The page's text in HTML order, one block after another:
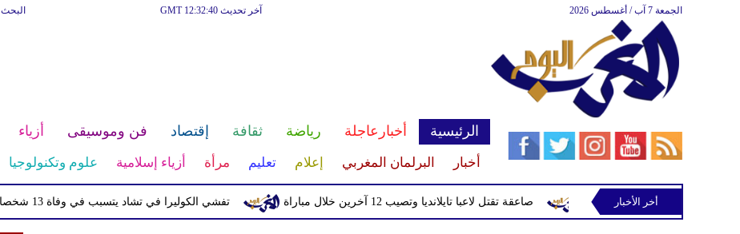
البحث آخر تحديث GMT 12:32:40 الجمعة 7 آب / أغسطس 2026
الرئيسية أخبارعاجلة رياضة ثقافة إقتصاد فن وموسيقى أزياء
أخبار البرلمان المغربي إعلام تعليم مرأة أزياء إسلامية علوم وتكنولوجيا
تفشي الكوليرا في تشاد يتسبب في وفاة 13 شخصا صاعقة تقتل لاعبا تايلانديا وتصيب 12 آخرين خلال مباراة أخر الأخبار